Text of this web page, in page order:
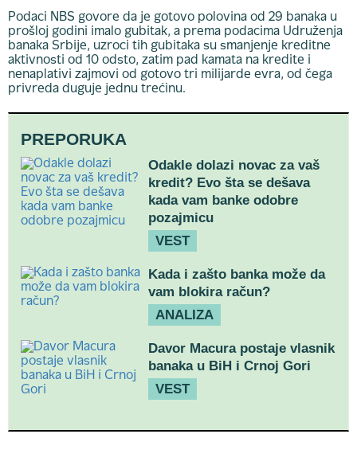
Podaci NBS govore da je gotovo polovina od 29 banaka u
prošloj godini imalo gubitak, a prema podacima Udruženja
banaka Srbije, uzroci tih gubitaka su smanjenje kreditne
aktivnosti od 10 odsto, zatim pad kamata na kredite i
nenaplativi zajmovi od gotovo tri milijarde evra, od čega
privreda duguje jednu trećinu.
PREPORUKA
Odakle dolazi novac za vaš
kredit? Evo šta se dešava
kada vam banke odobre
pozajmicu
VEST
Kada i zašto banka može da
vam blokira račun?
ANALIZA
Davor Macura postaje vlasnik
banaka u BiH i Crnoj Gori
VEST